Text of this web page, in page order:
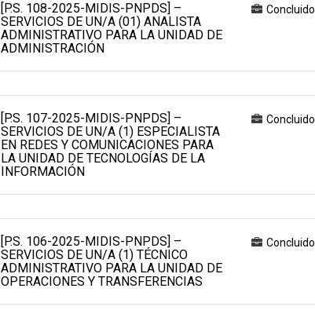
[P.S. 108-2025-MIDIS-PNPDS] –
SERVICIOS DE UN/A (01) ANALISTA
ADMINISTRATIVO PARA LA UNIDAD DE
ADMINISTRACIÓN
Concluido
[P.S. 107-2025-MIDIS-PNPDS] –
SERVICIOS DE UN/A (1) ESPECIALISTA
EN REDES Y COMUNICACIONES PARA
LA UNIDAD DE TECNOLOGÍAS DE LA
INFORMACIÓN
Concluido
[P.S. 106-2025-MIDIS-PNPDS] –
SERVICIOS DE UN/A (1) TÉCNICO
ADMINISTRATIVO PARA LA UNIDAD DE
OPERACIONES Y TRANSFERENCIAS
Concluido